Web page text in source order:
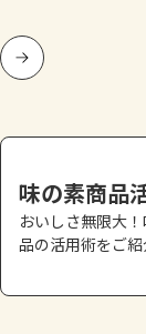
味の素商品
おいしさ無限大
品の活用術をご紹